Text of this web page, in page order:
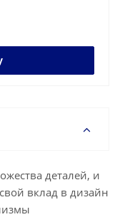
деталей, и
вклад в дизайн